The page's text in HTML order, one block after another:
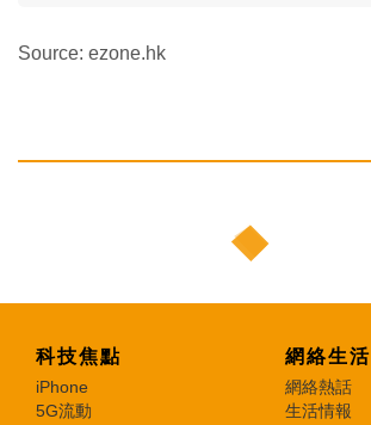
Source: ezone.hk
科技焦點
iPhone
5G流動
網絡生活
網絡熱話
生活情報